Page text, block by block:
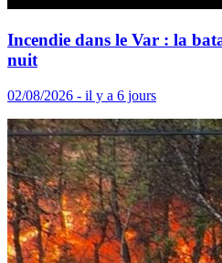
Incendie dans le Var : la
nuit
02/08/2026 - il y a 6 jours